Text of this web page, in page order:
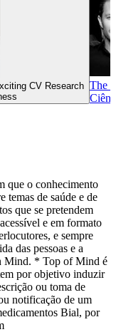
CV Research The
que o conhecimento
temas de saúde e de
que se pretendem
e em formato
e sempre
das pessoas e a
Mind. * Top of Mind é
por objetivo induzir
ou toma de
notificação de um
Bial, por